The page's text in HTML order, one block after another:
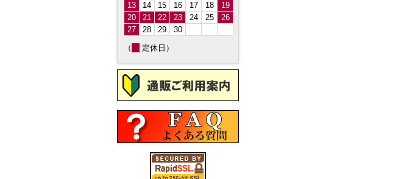
13
14 15 16 17 18
19
20
21 22 23 24 25
26
27
28 29
30
（
定休日）